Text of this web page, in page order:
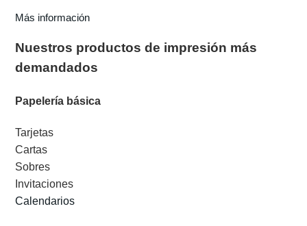
Más información
Nuestros productos de impresión más
demandados
Papelería básica
Tarjetas
Cartas
Sobres
Invitaciones
Calendarios